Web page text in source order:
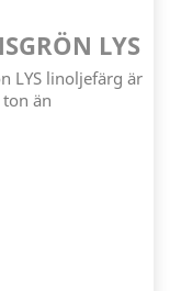
LYS
LYS linoljefärg är
än